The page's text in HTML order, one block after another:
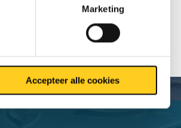
Marketing
Accepteer alle cookies
37,98